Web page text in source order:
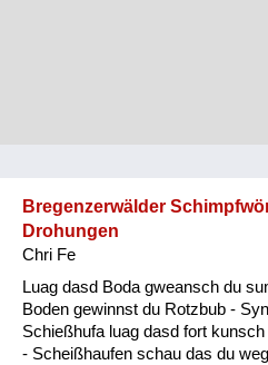
Natur
Bregenzerwälder
Drohungen
Chri Fe
Luag dasd Boda gweansch du
Boden gewinnst du Rotzbub -
Schießhufa luag dasd fort
- Scheißhaufen schau das du